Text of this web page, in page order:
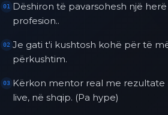
01
Dëshiron të pavarsohesh një
profesion..
02 Je gati t'i kushtosh kohë për të
përkushtim.
03 Kërkon mentor real me
live, në shqip. (Pa hype)